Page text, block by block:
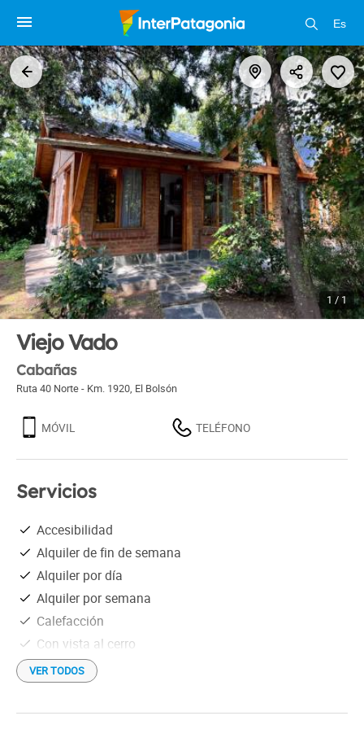
Es
1 / 1
Viejo Vado
Cabañas
Ruta 40 Norte - Km. 1920, El Bolsón
MÓVIL TELÉFONO
Servicios
Accesibilidad
Alquiler de fin de semana
Alquiler por día
Alquiler por semana
Calefacción
Con vista al cerro
En las afueras
Heladera
Información turística
VER TODOS